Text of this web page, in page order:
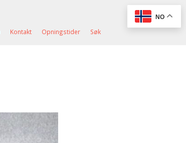
Kontakt Opningstider Søk
NO